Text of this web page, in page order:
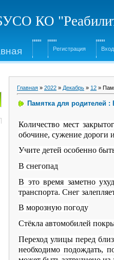
КО
ная Регистрация Вход
Главная » 2022 » Декабрь » 12 »
Памятка для родителей :
Количество мест
обочине, сужение дороги
Учите детей особенно
В снегопад
В это время заметно
транспорта. Снег
В морозную погоду
Стёкла автомобилей
Переход улицы перед
необходимо подождать,